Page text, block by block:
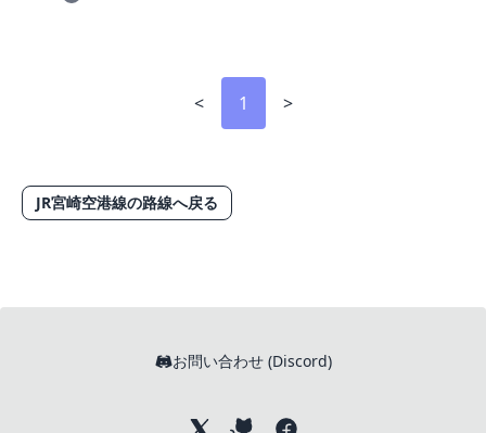
< 1 >
JR宮崎空港線の路線へ戻る
お問い合わせ (Discord)